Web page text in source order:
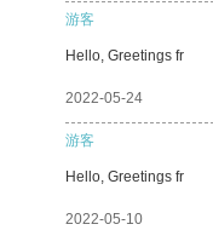
游客
Hello, Greetings fr
2022-05-24
游客
Hello, Greetings fr
2022-05-10